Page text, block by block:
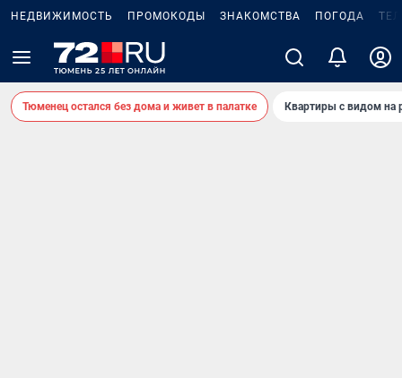
НЕДВИЖИМОСТЬ ПРОМОКОДЫ ЗНАКОМСТВА ПОГОДА
Тюменец остался без дома и живет в палатке Квартиры с видом на